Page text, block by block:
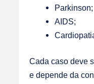
Parkinson;
AIDS;
Cada caso deve
e depende da